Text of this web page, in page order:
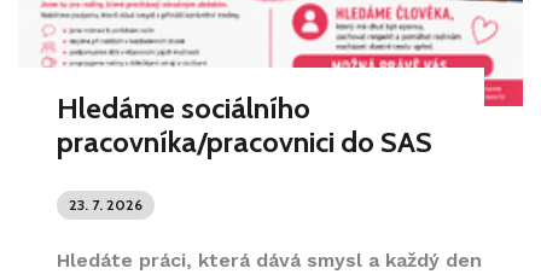
Hledáme sociálního
pracovníka/pracovnici do SAS
23. 7. 2026
Hledáte práci, která dává smysl a každý den